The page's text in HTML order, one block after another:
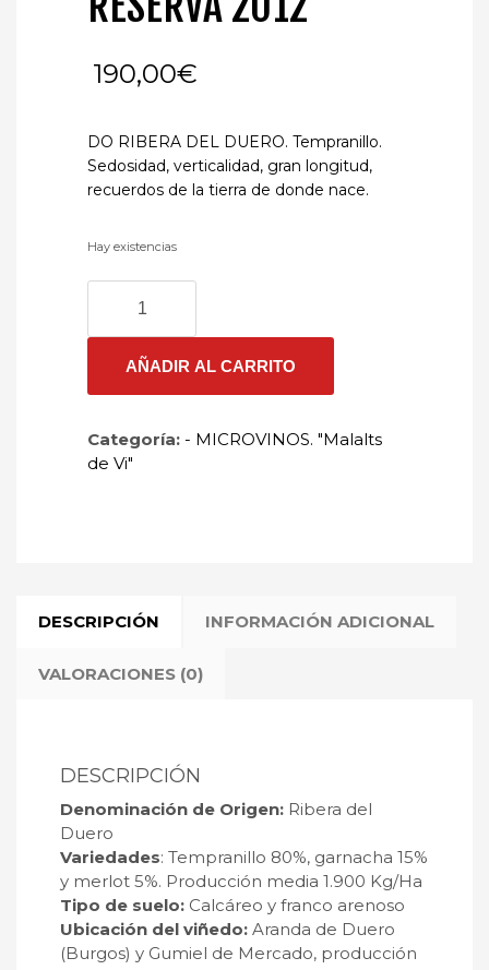
190,00€
DO RIBERA DEL DUERO. Tempranillo.
Sedosidad, verticalidad, gran longitud,
recuerdos de la tierra de donde nace.
Hay existencias
LUTHIER
"LUTHIER"
GRAN
cantidad
AÑADIR AL CARRITO
Categoría: - MICROVINOS. "Malalts
de Vi"
DESCRIPCIÓN INFORMACIÓN ADICIONAL
VALORACIONES (0)
DESCRIPCIÓN
Denominación de Origen: Ribera del
Duero
Variedades: Tempranillo 80%, garnacha 15%
y merlot 5%. Producción media 1.900 Kg/Ha
Tipo de suelo: Calcáreo y franco arenoso
Ubicación del viñedo: Aranda de Duero
(Burgos) y Gumiel de Mercado, producción